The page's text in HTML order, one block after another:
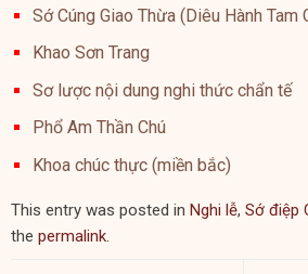
Sớ Cúng Giao Thừa (Diêu Hành Tam
Khao Sơn Trang
Sơ lược nội dung nghi thức chẩn tế
Phổ Am Thần Chú
Khoa chúc thực (miền bắc)
This entry was posted in Nghi lễ, Sớ điệp
the permalink.